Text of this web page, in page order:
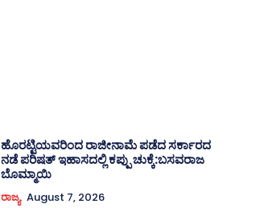
ಹೊರಟ್ಟಿಯವರಿಂದ ರಾಜೀನಾಮೆ ಪಡೆದ ಸರ್ಕಾರದ
ನಡೆ ಪರಿಷತ್ ಇಹಾಸದಲ್ಲಿ ಕಪ್ಪು ಚುಕ್ಕೆ:ಬಸವರಾಜ
ಬೊಮ್ಮಾಯಿ
ರಾಜ್ಯ August 7, 2026